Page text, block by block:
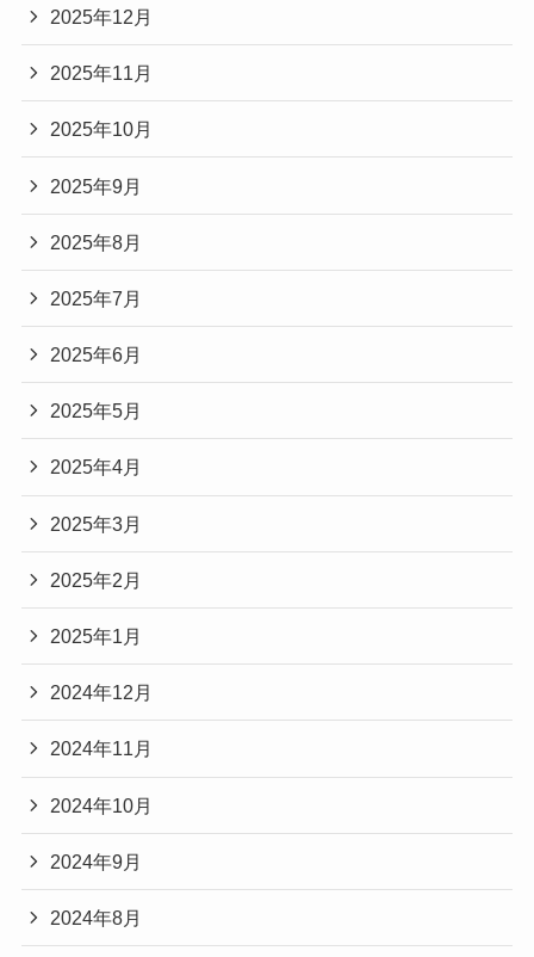
2025年12月
2025年11月
2025年10月
2025年9月
2025年8月
2025年7月
2025年6月
2025年5月
2025年4月
2025年3月
2025年2月
2025年1月
2024年12月
2024年11月
2024年10月
2024年9月
2024年8月